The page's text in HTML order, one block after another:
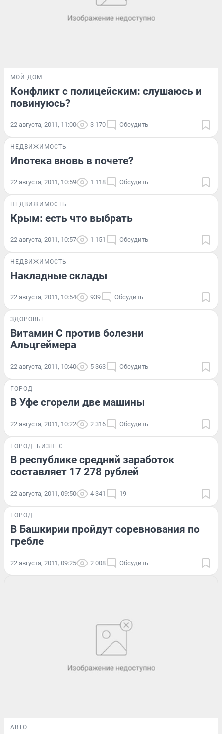
МОЙ ДОМ
Конфликт с полицейским: слушаюсь и
повинуюсь?
22 августа, 2011, 11:00 3 170 Обсудить
НЕДВИЖИМОСТЬ
Ипотека вновь в почете?
22 августа, 2011, 10:59 1 118 Обсудить
НЕДВИЖИМОСТЬ
Крым: есть что выбрать
22 августа, 2011, 10:57 1 151 Обсудить
НЕДВИЖИМОСТЬ
Накладные склады
22 августа, 2011, 10:54 939 Обсудить
ЗДОРОВЬЕ
Витамин С против болезни
Альцгеймера
22 августа, 2011, 10:40 5 363 Обсудить
ГОРОД
В Уфе сгорели две машины
22 августа, 2011, 10:22 2 316 Обсудить
ГОРОД БИЗНЕС
В республике средний заработок
составляет 17 278 рублей
22 августа, 2011, 09:50 4 341 19
ГОРОД
В Башкирии пройдут соревнования по
гребле
22 августа, 2011, 09:25 2 008 Обсудить
АВТО